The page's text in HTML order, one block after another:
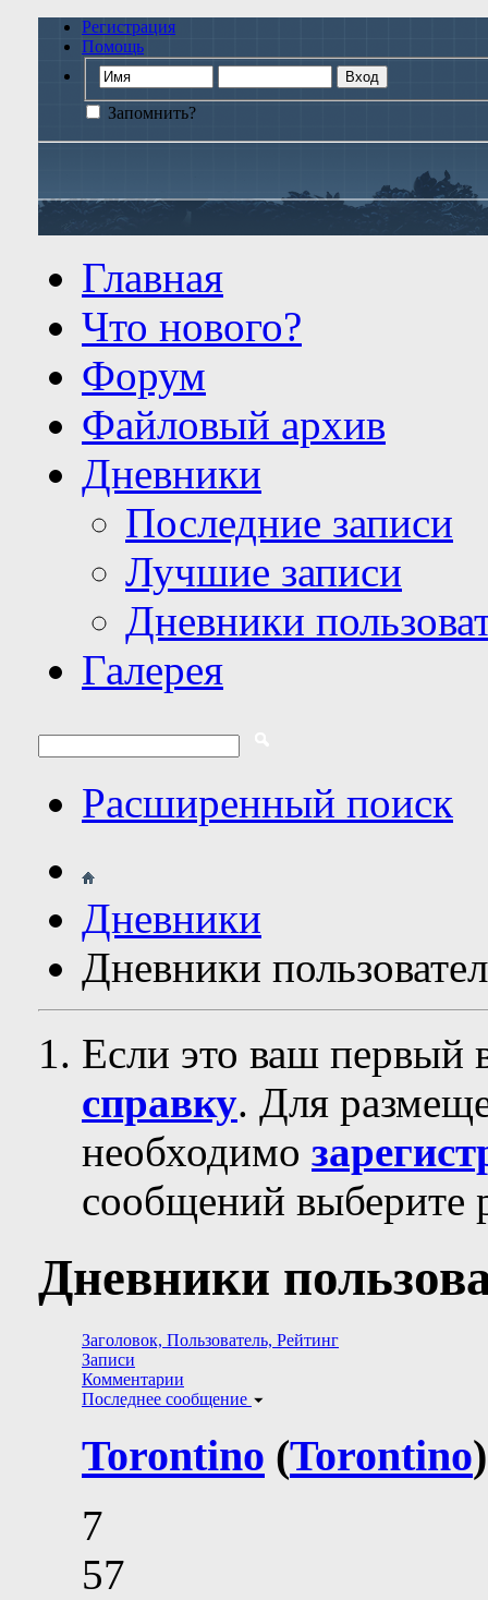
Регистрация
Помощь
Запомнить?
Главная
Что нового?
Форум
Файловый архив
Дневники
Последние записи
Лучшие записи
Дневники
Галерея
Расширенный поиск
Дневники
Дневники
Если это ваш первый
справку. Для
необходимо
сообщений выберите
Дневники
Заголовок, Пользователь, Рейтинг
Записи
Комментарии
Последнее сообщение
Torontino (Torontino)
7
57